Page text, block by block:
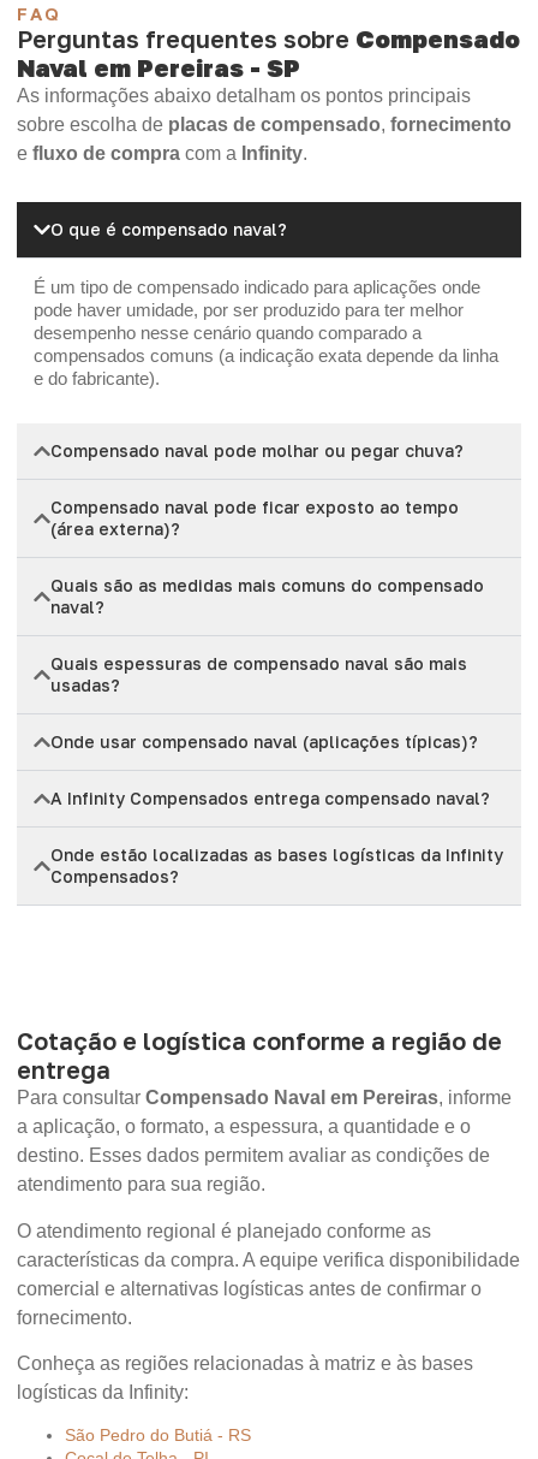
FAQ
Perguntas frequentes sobre Compensado
Naval em Pereiras - SP
As informações abaixo detalham os pontos principais
sobre escolha de placas de compensado, fornecimento
e fluxo de compra com a Infinity.
O que é compensado naval?
É um tipo de compensado indicado para aplicações onde
pode haver umidade, por ser produzido para ter melhor
desempenho nesse cenário quando comparado a
compensados comuns (a indicação exata depende da linha
e do fabricante).
Compensado naval pode molhar ou pegar chuva?
Compensado naval pode ficar exposto ao tempo
(área externa)?
Quais são as medidas mais comuns do compensado
naval?
Quais espessuras de compensado naval são mais
usadas?
Onde usar compensado naval (aplicações típicas)?
A Infinity Compensados entrega compensado naval?
Onde estão localizadas as bases logísticas da Infinity
Compensados?
Cotação e logística conforme a região de
entrega
Para consultar Compensado Naval em Pereiras, informe
a aplicação, o formato, a espessura, a quantidade e o
destino. Esses dados permitem avaliar as condições de
atendimento para sua região.
O atendimento regional é planejado conforme as
características da compra. A equipe verifica disponibilidade
comercial e alternativas logísticas antes de confirmar o
fornecimento.
Conheça as regiões relacionadas à matriz e às bases
logísticas da Infinity:
São Pedro do Butiá - RS